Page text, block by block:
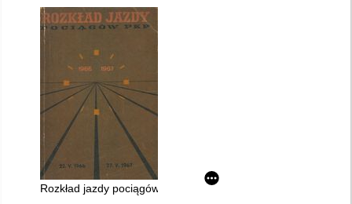
Rozkład jazdy pociągów PKP ważny 22.V.1966 - 27.V.1967 r